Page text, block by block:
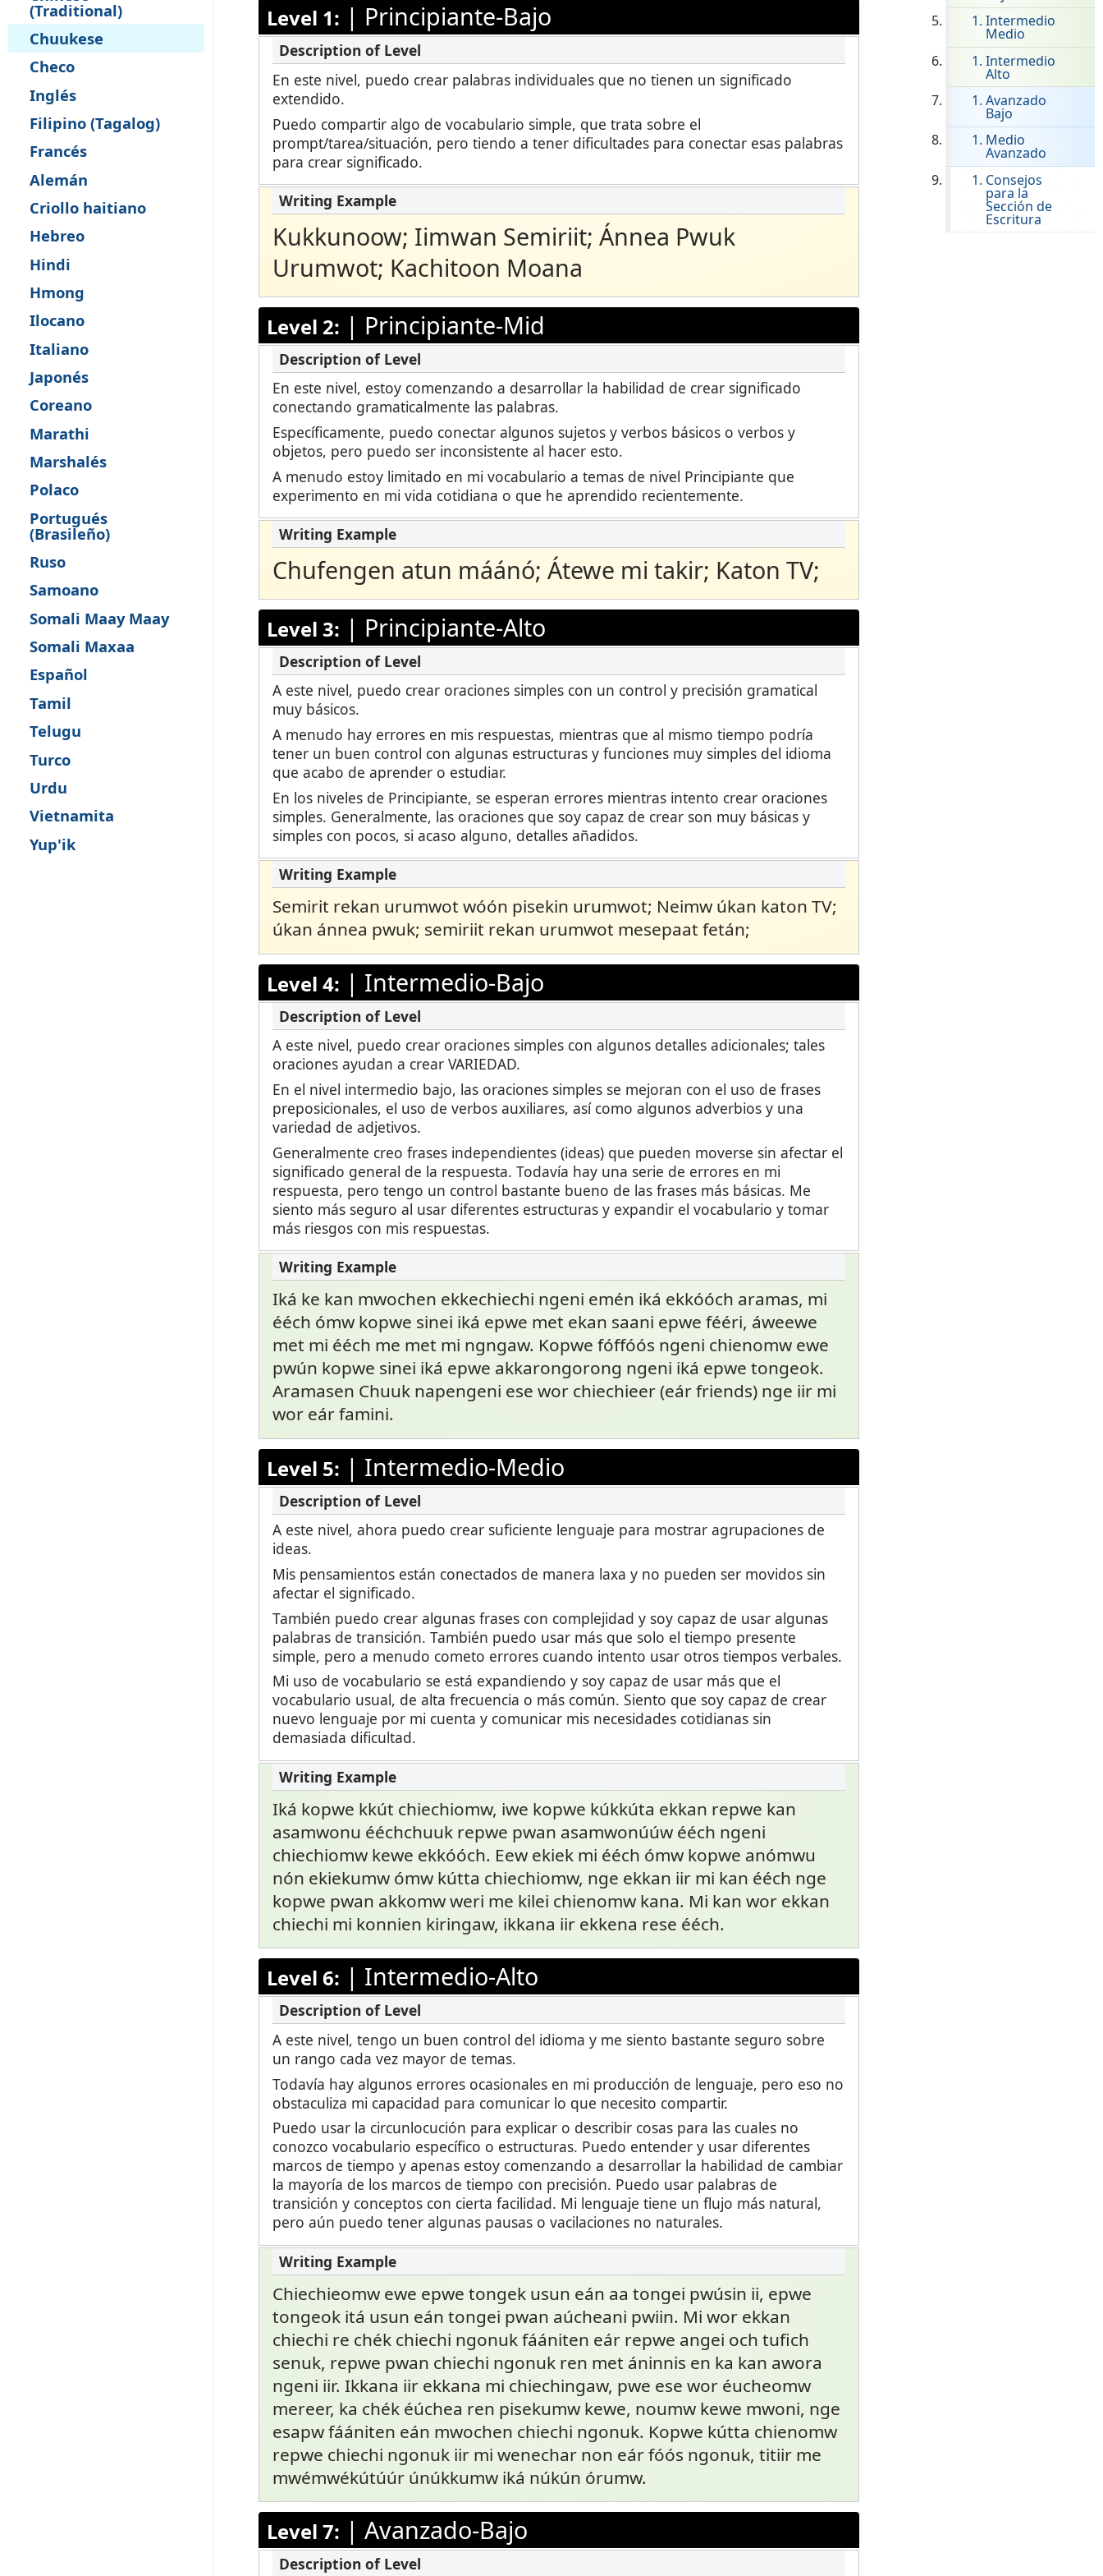
STAMP para LSA
STAMP para hebreo
Supervisión Remota
Solicita una Revisión
STAMP Gestión de Grupos
Eventos
(Traditional)
Chuukese
Checo
Inglés
Filipino (Tagalog)
Francés
Alemán
Criollo haitiano
Hebreo
Hindi
Hmong
Ilocano
Italiano
Japonés
Coreano
Marathi
Marshalés
Polaco
Portugués
(Brasileño)
Ruso
Samoano
Somali Maay Maay
Somali Maxaa
Español
Tamil
Telugu
Turco
Urdu
Vietnamita
Yup'ik
Intermedio
Medio
Intermedio
Alto
Avanzado
Bajo
Medio
Avanzado
Consejos
para la
Sección de
Escritura
Level 1: | Principiante-Bajo
En este nivel, puedo crear palabras individuales que no tienen un significado
extendido.
Puedo compartir algo de vocabulario simple, que trata sobre el
prompt/tarea/situación, pero tiendo a tener dificultades para conectar esas palabras
para crear significado.
Kukkunoow; Iimwan Semiriit; Ánnea Pwuk
Urumwot; Kachitoon Moana
Level 2: | Principiante-Mid
En este nivel, estoy comenzando a desarrollar la habilidad de crear significado
conectando gramaticalmente las palabras.
Específicamente, puedo conectar algunos sujetos y verbos básicos o verbos y
objetos, pero puedo ser inconsistente al hacer esto.
A menudo estoy limitado en mi vocabulario a temas de nivel Principiante que
experimento en mi vida cotidiana o que he aprendido recientemente.
Chufengen atun máánó; Átewe mi takir; Katon TV;
Level 3: | Principiante-Alto
A este nivel, puedo crear oraciones simples con un control y precisión gramatical
muy básicos.
A menudo hay errores en mis respuestas, mientras que al mismo tiempo podría
tener un buen control con algunas estructuras y funciones muy simples del idioma
que acabo de aprender o estudiar.
En los niveles de Principiante, se esperan errores mientras intento crear oraciones
simples. Generalmente, las oraciones que soy capaz de crear son muy básicas y
simples con pocos, si acaso alguno, detalles añadidos.
Semirit rekan urumwot wóón pisekin urumwot; Neimw úkan katon TV;
úkan ánnea pwuk; semiriit rekan urumwot mesepaat fetán;
Level 4: | Intermedio-Bajo
A este nivel, puedo crear oraciones simples con algunos detalles adicionales; tales
oraciones ayudan a crear VARIEDAD.
En el nivel intermedio bajo, las oraciones simples se mejoran con el uso de frases
preposicionales, el uso de verbos auxiliares, así como algunos adverbios y una
variedad de adjetivos.
Generalmente creo frases independientes (ideas) que pueden moverse sin afectar el
significado general de la respuesta. Todavía hay una serie de errores en mi
respuesta, pero tengo un control bastante bueno de las frases más básicas. Me
siento más seguro al usar diferentes estructuras y expandir el vocabulario y tomar
más riesgos con mis respuestas.
Iká ke kan mwochen ekkechiechi ngeni emén iká ekkóóch aramas, mi
ééch ómw kopwe sinei iká epwe met ekan saani epwe fééri, áweewe
met mi ééch me met mi ngngaw. Kopwe fóffóós ngeni chienomw ewe
pwún kopwe sinei iká epwe akkarongorong ngeni iká epwe tongeok.
Aramasen Chuuk napengeni ese wor chiechieer (eár friends) nge iir mi
wor eár famini.
Level 5: | Intermedio-Medio
A este nivel, ahora puedo crear suficiente lenguaje para mostrar agrupaciones de
ideas.
Mis pensamientos están conectados de manera laxa y no pueden ser movidos sin
afectar el significado.
También puedo crear algunas frases con complejidad y soy capaz de usar algunas
palabras de transición. También puedo usar más que solo el tiempo presente
simple, pero a menudo cometo errores cuando intento usar otros tiempos verbales.
Mi uso de vocabulario se está expandiendo y soy capaz de usar más que el
vocabulario usual, de alta frecuencia o más común. Siento que soy capaz de crear
nuevo lenguaje por mi cuenta y comunicar mis necesidades cotidianas sin
demasiada dificultad.
Iká kopwe kkút chiechiomw, iwe kopwe kúkkúta ekkan repwe kan
asamwonu ééchchuuk repwe pwan asamwonúúw ééch ngeni
chiechiomw kewe ekkóóch. Eew ekiek mi ééch ómw kopwe anómwu
nón ekiekumw ómw kútta chiechiomw, nge ekkan iir mi kan ééch nge
kopwe pwan akkomw weri me kilei chienomw kana. Mi kan wor ekkan
chiechi mi konnien kiringaw, ikkana iir ekkena rese ééch.
Level 6: | Intermedio-Alto
A este nivel, tengo un buen control del idioma y me siento bastante seguro sobre
un rango cada vez mayor de temas.
Todavía hay algunos errores ocasionales en mi producción de lenguaje, pero eso no
obstaculiza mi capacidad para comunicar lo que necesito compartir.
Puedo usar la circunlocución para explicar o describir cosas para las cuales no
conozco vocabulario específico o estructuras. Puedo entender y usar diferentes
marcos de tiempo y apenas estoy comenzando a desarrollar la habilidad de cambiar
la mayoría de los marcos de tiempo con precisión. Puedo usar palabras de
transición y conceptos con cierta facilidad. Mi lenguaje tiene un flujo más natural,
pero aún puedo tener algunas pausas o vacilaciones no naturales.
Chiechieomw ewe epwe tongek usun eán aa tongei pwúsin ii, epwe
tongeok itá usun eán tongei pwan aúcheani pwiin. Mi wor ekkan
chiechi re chék chiechi ngonuk fáániten eár repwe angei och tufich
senuk, repwe pwan chiechi ngonuk ren met áninnis en ka kan awora
ngeni iir. Ikkana iir ekkana mi chiechingaw, pwe ese wor éucheomw
mereer, ka chék éúchea ren pisekumw kewe, noumw kewe mwoni, nge
esapw fáániten eán mwochen chiechi ngonuk. Kopwe kútta chienomw
repwe chiechi ngonuk iir mi wenechar non eár fóós ngonuk, titiir me
mwémwékútúúr únúkkumw iká núkún órumw.
Level 7: | Avanzado-Bajo